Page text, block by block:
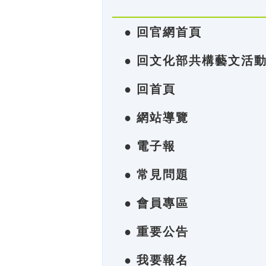
● 回官網首頁
● 回文化部共構藝文活
● 回首頁
● 網站導覽
● 電子報
● 常見問題
● 會員專區
● 重要公告
● 我要報名